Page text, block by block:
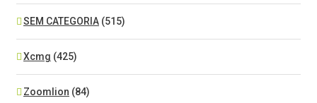
SEM CATEGORIA (515)
Xcmg (425)
Zoomlion (84)